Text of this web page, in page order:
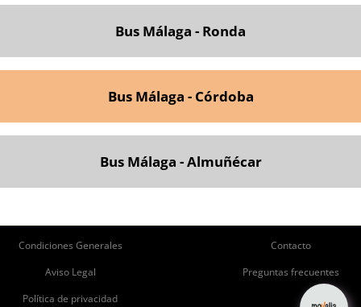
Bus Málaga - Ronda
Bus Málaga - Córdoba
Bus Málaga - Almuñécar
Condiciones Generales
Aviso Legal
Política de privacidad
Contacto
Preguntas frecuentes